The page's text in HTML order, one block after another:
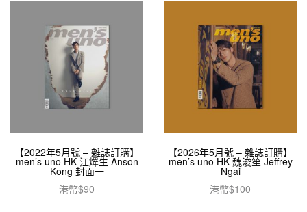
【2022年5月號 – 雜誌訂購】
men’s uno HK 江𤒹生 Anson
Kong 封面一
港幣$90
【2026年5月號 – 雜誌訂購】
men’s uno HK 魏浚笙 Jeffrey
Ngai
港幣$100